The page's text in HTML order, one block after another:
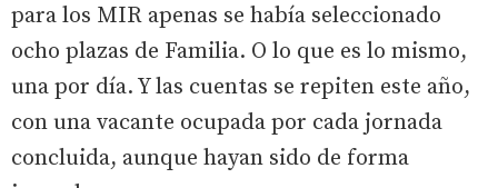
para los MIR apenas se había seleccionado
ocho plazas de Familia. O lo que es lo mismo,
una por día. Y las cuentas se repiten este año,
con una vacante ocupada por cada jornada
concluida, aunque hayan sido de forma